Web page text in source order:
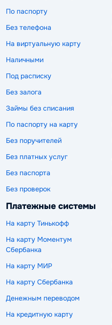
По паспорту
Без телефона
На виртуальную карту
Наличными
Под расписку
Без залога
Займы без списания
По паспорту на карту
Без поручителей
Без платных услуг
Без паспорта
Без проверок
Платежные системы
На карту Тинькофф
На карту Моментум
Сбербанка
На карту МИР
На карту Сбербанка
Денежным переводом
На кредитную карту